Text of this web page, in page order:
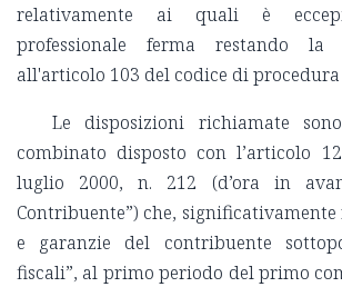
relativamente ai quali è
professionale ferma restando
all'articolo 103 del codice di procedura
Le disposizioni richiamate
combinato disposto con l’articolo
luglio 2000, n. 212 (d’ora in
Contribuente”) che,
e garanzie del contribuente
fiscali”, al primo periodo del primo